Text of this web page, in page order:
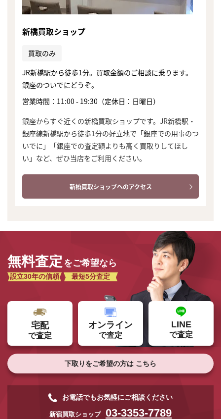
新橋買取ショップ
買取のみ
JR新橋駅から徒歩1分。買取金額のご相談に乗ります。
銀座のついでにどうぞ。
営業時間：11:00 - 19:30（定休日：日曜日）
銀座からすぐ近くの新橋買取ショップです。JR新橋駅・
銀座線新橋駅から徒歩1分の好立地で「銀座での用事のつ
いでに」「銀座での査定額よりも高く買取りしてほし
い」など、ぜひ当店をご利用ください。
新橋買取ショップへのアクセス
無料査定 をご希望なら
設立30年の信頼 最短5分査定
宅配
で査定
オンライン
で査定
LINE
で査定
下取りをご希望の方は こちら
お電話でもお気軽にご相談ください
新宿買取ショップ 03-3353-7789
まずは